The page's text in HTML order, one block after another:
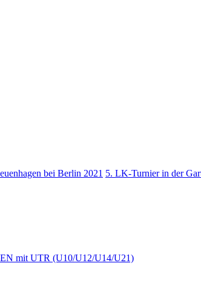
bei Berlin 2021 5. LK-Turnier in der
mit UTR (U10/U12/U14/U21)